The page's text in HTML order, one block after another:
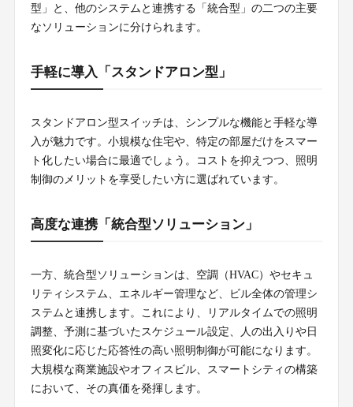
型」と、他のシステムと連携する「統合型」の二つの主要
なソリューションに分けられます。
手軽に導入「スタンドアロン型」
スタンドアロン型スイッチは、シンプルな機能と手軽な導
入が魅力です。小規模な住宅や、特定の部屋だけをスマー
ト化したい場合に最適でしょう。コストを抑えつつ、照明
制御のメリットを享受したい方に選ばれています。
高度な連携「統合型ソリューション」
一方、統合型ソリューションは、空調（HVAC）やセキュ
リティシステム、エネルギー管理など、ビル全体の管理シ
ステムと連携します。これにより、リアルタイムでの照明
調整、予測に基づいたスケジュール設定、人の出入りや日
照変化に応じた応答性の高い照明制御が可能になります。
大規模な商業施設やオフィスビル、スマートシティの構築
において、その真価を発揮します。